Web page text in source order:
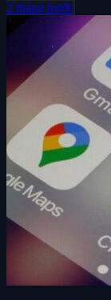
2 tháng trước